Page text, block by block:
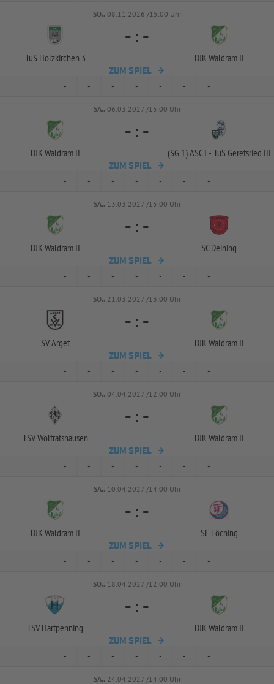
SO.. 08.11.2026 /15:00 Uhr
TuS Holzkirchen 3
- : -
DJK Waldram II
ZUM SPIEL
- - - - - - -
SA.. 06.03.2027 /15:00 Uhr
DJK Waldram II
- : -
(SG 1) ASC I - TuS Geretsried III
ZUM SPIEL
- - - - - - -
SA.. 13.03.2027 /15:00 Uhr
DJK Waldram II
- : -
SC Deining
ZUM SPIEL
- - - - - - -
SO.. 21.03.2027 /13:00 Uhr
SV Arget
- : -
DJK Waldram II
ZUM SPIEL
- - - - - - -
SO.. 04.04.2027 /12:00 Uhr
TSV Wolfratshausen
- : -
DJK Waldram II
ZUM SPIEL
- - - - - - -
SA.. 10.04.2027 /14:00 Uhr
DJK Waldram II
- : -
SF Föching
ZUM SPIEL
- - - - - - -
SO.. 18.04.2027 /12:00 Uhr
TSV Hartpenning
- : -
DJK Waldram II
ZUM SPIEL
- - - - - - -
SA.. 24.04.2027 /14:00 Uhr